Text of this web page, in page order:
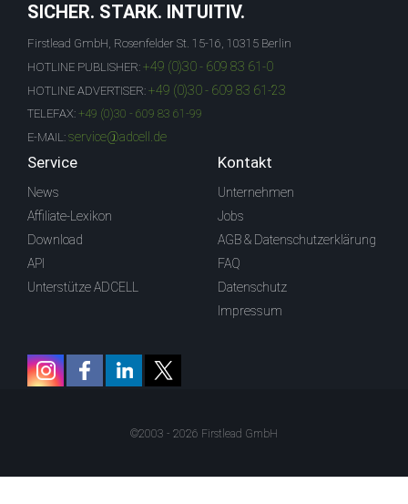
SICHER. STARK. INTUITIV.
Firstlead GmbH, Rosenfelder St. 15-16, 10315 Berlin
HOTLINE PUBLISHER: +49 (0)30 - 609 83 61-0
HOTLINE ADVERTISER: +49 (0)30 - 609 83 61-23
TELEFAX: +49 (0)30 - 609 83 61-99
E-MAIL: service@adcell.de
Service
News
Affiliate-Lexikon
Download
API
Unterstütze ADCELL
Kontakt
Unternehmen
Jobs
AGB & Datenschutzerklärung
FAQ
Datenschutz
Impressum
©2003 - 2026 Firstlead GmbH